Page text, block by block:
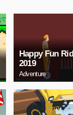
Happy Fun
2019
Adventure